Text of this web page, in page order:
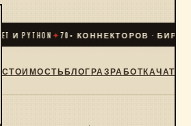
✦70+ КОННЕКТОРОВ · БИРЖИ
СТОИМОСТЬБЛОГРАЗРАБОТКАЧАТ